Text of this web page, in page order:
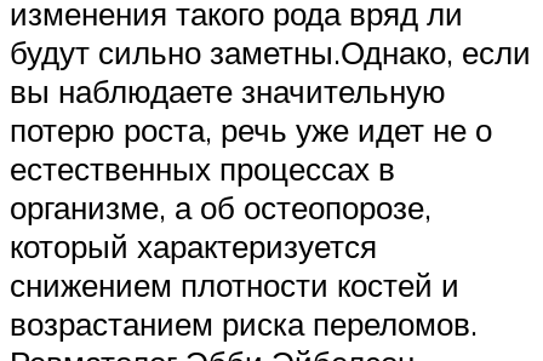
изменения такого рода вряд ли
будут сильно заметны.Однако, если
вы наблюдаете значительную
потерю роста, речь уже идет не о
естественных процессах в
организме, а об остеопорозе,
который характеризуется
снижением плотности костей и
возрастанием риска переломов.